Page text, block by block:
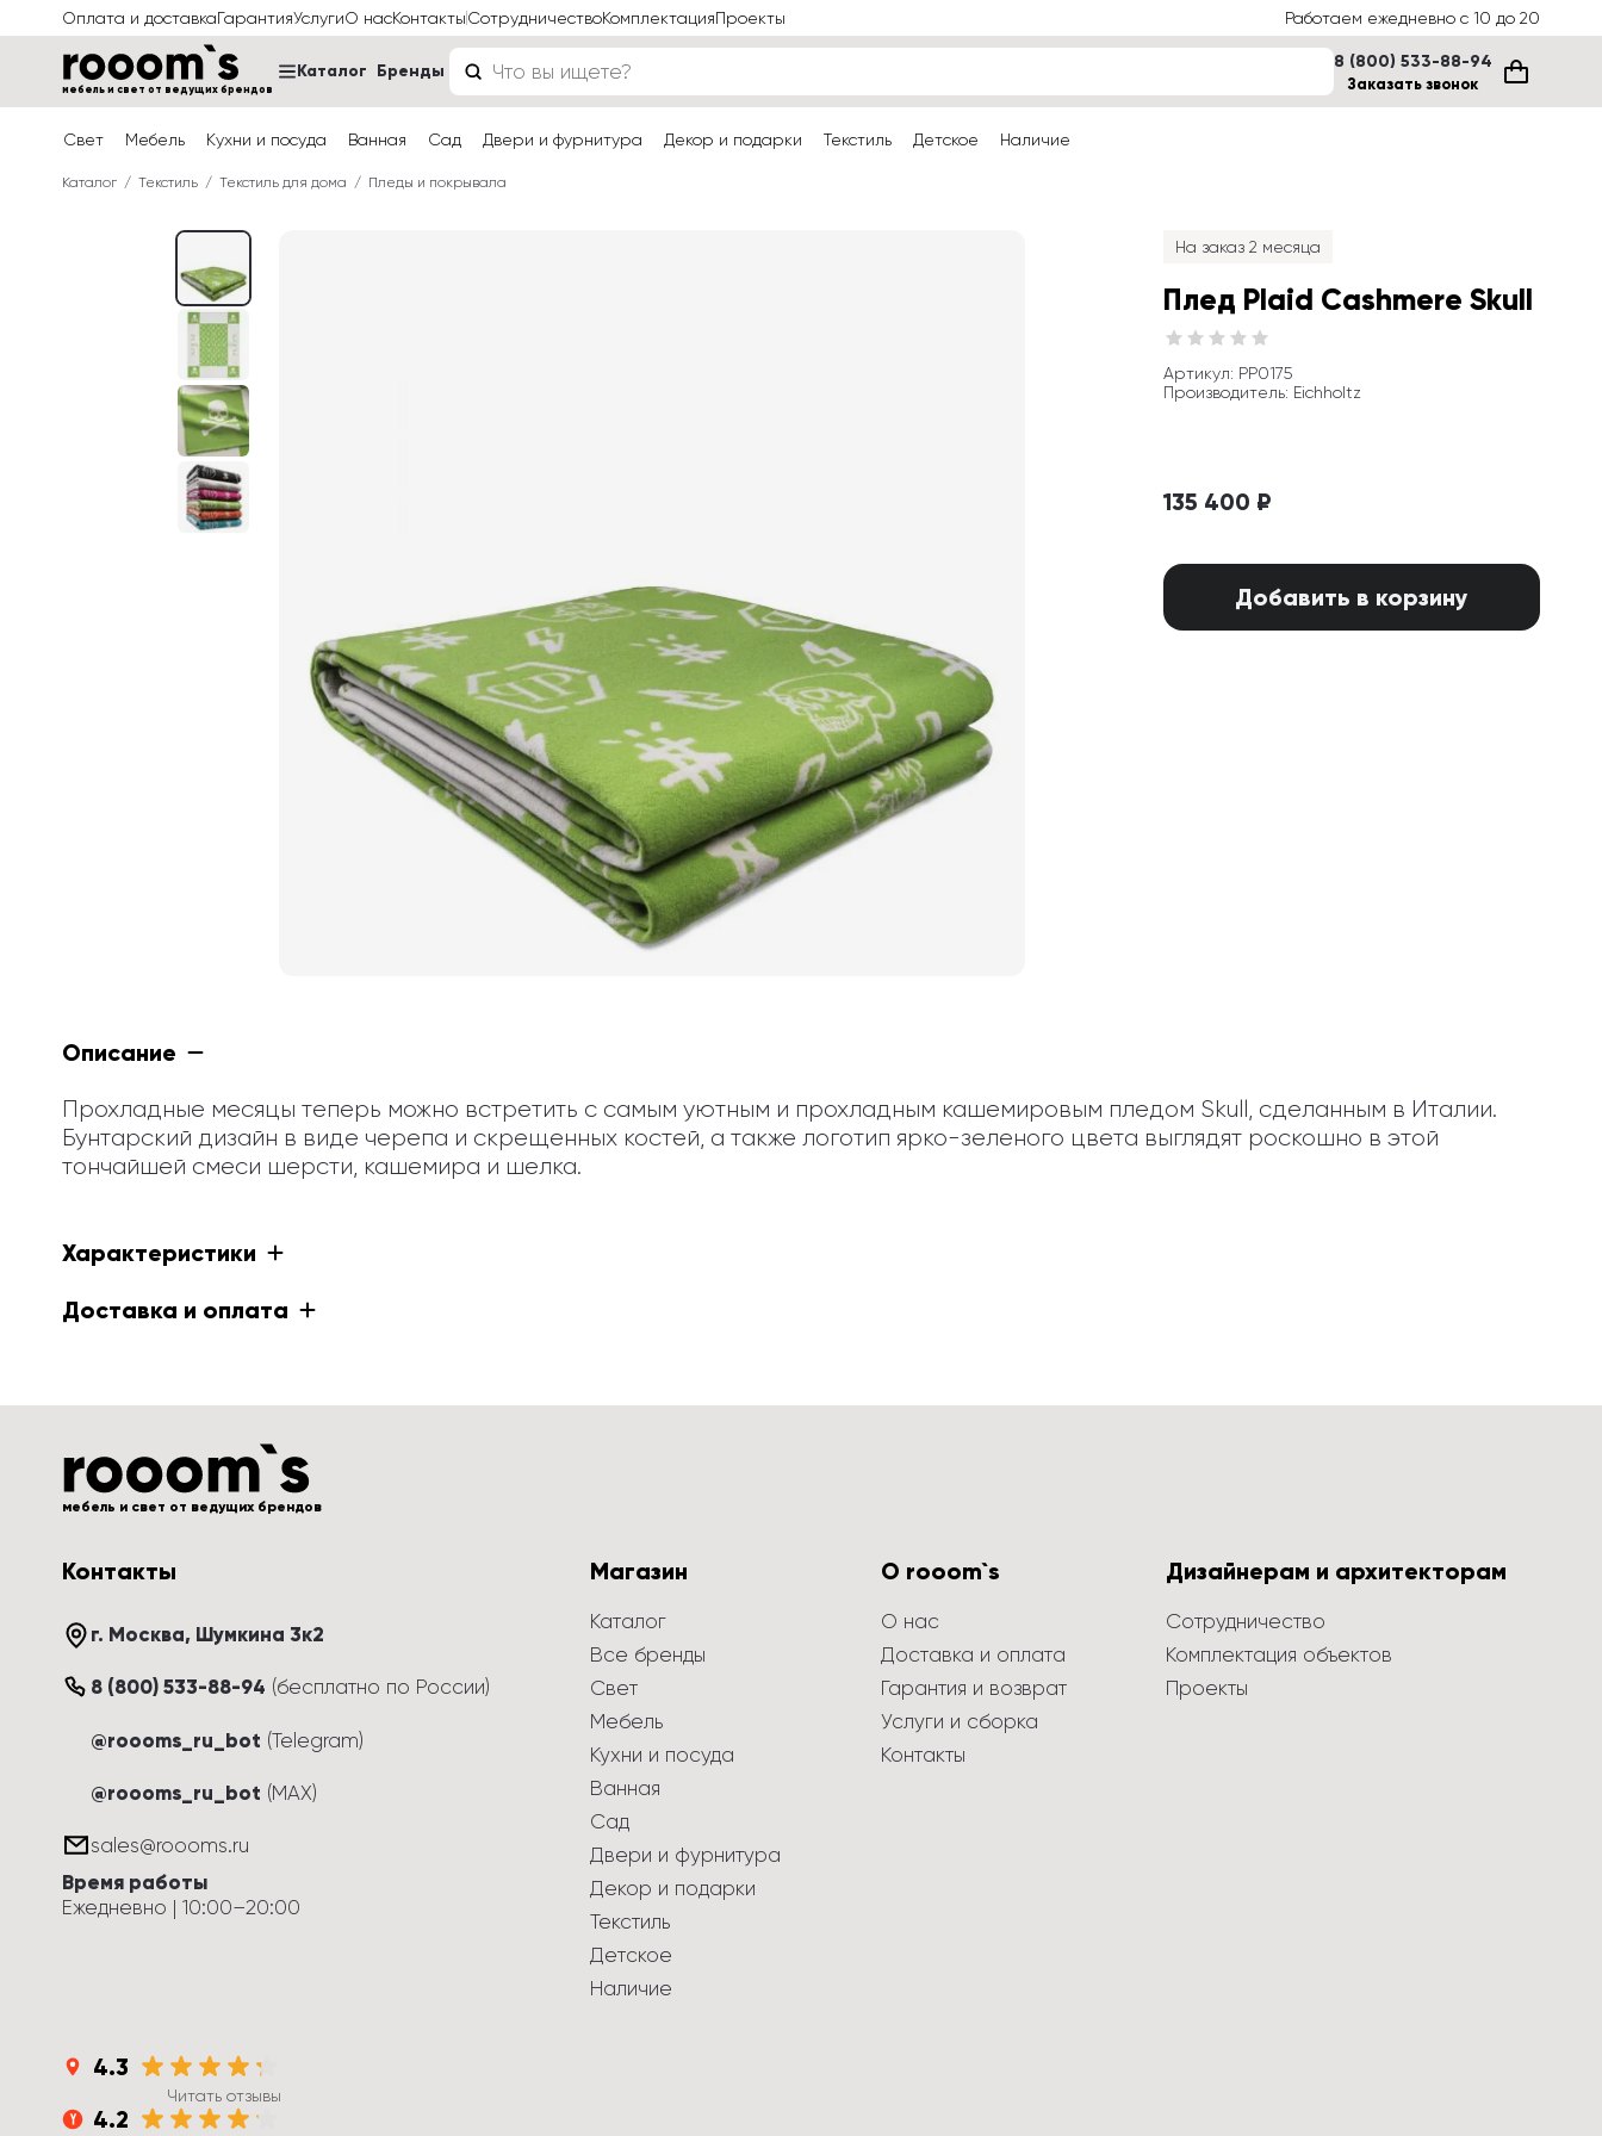
Оплата и доставкаГарантияУслугиО насКонтактыСотрудничествоКомплектацияПроекты Работаем ежедневно с 10 до 20
мебель и свет от ведущих брендов
Каталог Бренды 8 (800) 533-88-94
Заказать звонок
Свет Мебель Кухни и посуда Ванная Сад Двери и фурнитура Декор и подарки Текстиль Детское Наличие
Каталог Текстиль Текстиль для дома Пледы и покрывала
На заказ 2 месяца
Плед Plaid Cashmere Skull
Артикул: PP0175
Производитель: Eichholtz
135 400 ₽
Добавить в корзину
Описание
Прохладные месяцы теперь можно встретить с самым уютным и прохладным кашемировым пледом Skull, сделанным в Италии.
Бунтарский дизайн в виде черепа и скрещенных костей, а также логотип ярко-зеленого цвета выглядят роскошно в этой
тончайшей смеси шерсти, кашемира и шелка.
Характеристики
Доставка и оплата
мебель и свет от ведущих брендов
Контакты
г. Москва, Шумкина 3к2
8 (800) 533-88-94 (бесплатно по России)
@roooms_ru_bot (Telegram)
@roooms_ru_bot (MAX)
sales@roooms.ru
Время работы
Ежедневно | 10:00–20:00
4.3
Читать отзывы
4.2
Магазин
Каталог
Все бренды
Свет
Мебель
Кухни и посуда
Ванная
Сад
Двери и фурнитура
Декор и подарки
Текстиль
Детское
Наличие
О rooom`s
О нас
Доставка и оплата
Гарантия и возврат
Услуги и сборка
Контакты
Дизайнерам и архитекторам
Сотрудничество
Комплектация объектов
Проекты